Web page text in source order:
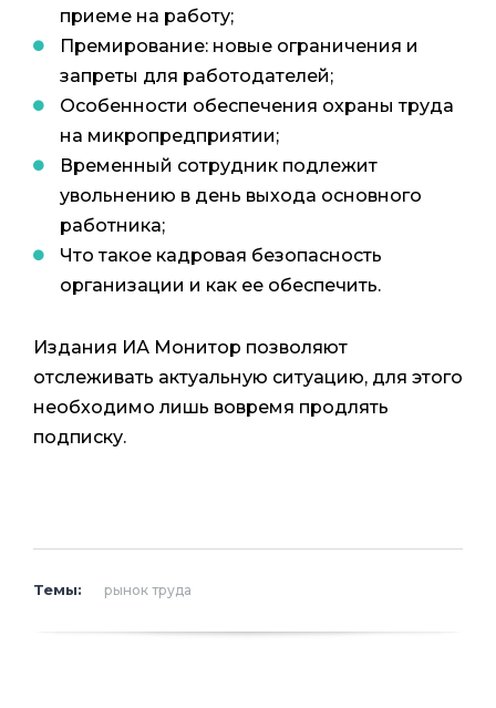
приеме на работу;
Премирование: новые ограничения и
запреты для работодателей;
Особенности обеспечения охраны труда
на микропредприятии;
Временный сотрудник подлежит
увольнению в день выхода основного
работника;
Что такое кадровая безопасность
организации и как ее обеспечить.
Издания ИА Монитор позволяют
отслеживать актуальную ситуацию, для этого
необходимо лишь вовремя продлять
подписку.
Темы: рынок труда